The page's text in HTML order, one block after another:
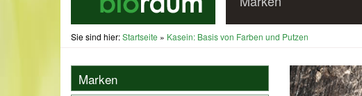
Sie sind hier:Startseite » Kasein: Basis von Farben und Putzen
Marken